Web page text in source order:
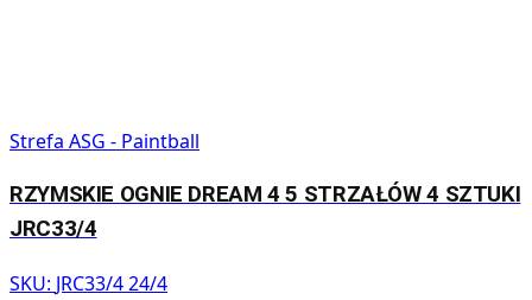
Strefa ASG - Paintball
RZYMSKIE OGNIE DREAM 4 5 STRZAŁÓW 4 SZTUKI
JRC33/4
SKU: JRC33/4 24/4